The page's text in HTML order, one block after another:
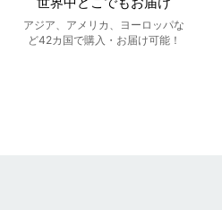
アジア、アメリカ、ヨーロッパな
ど42カ国で購入・お届け可能！